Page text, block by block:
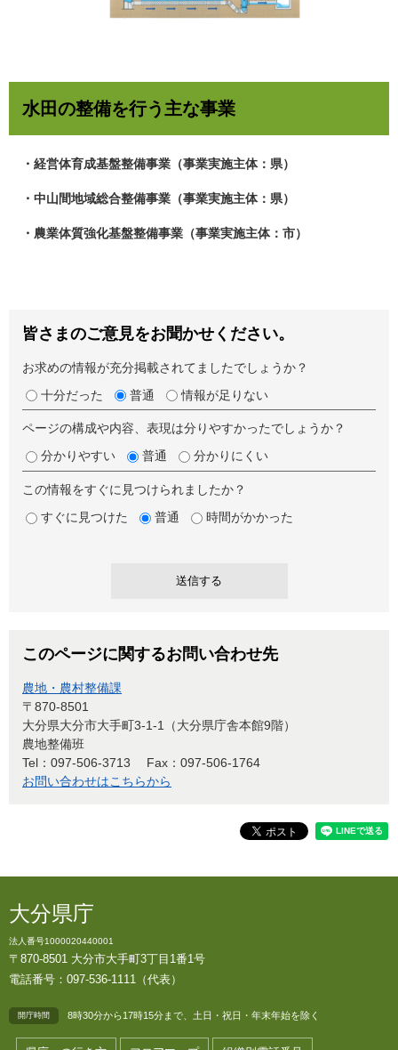
水田の整備を行う主な事業
・経営体育成基盤整備事業（事業実施主体：県）
・中山間地域総合整備事業（事業実施主体：県）
・農業体質強化基盤整備事業（事業実施主体：市）
皆さまのご意見をお聞かせください。
お求めの情報が充分掲載されてましたでしょうか？
十分だった
普通 情報が足りない
ページの構成や内容、表現は分りやすかったでしょうか？
分かりやすい
普通 分かりにくい
この情報をすぐに見つけられましたか？
すぐに見つけた
普通 時間がかかった
このページに関するお問い合わせ先
農地・農村整備課
〒870-8501
大分県大分市大手町3-1-1（大分県庁舎本館9階）
農地整備班
Tel：097-506-3713
Fax：097-506-1764
お問い合わせはこちらから
大分県庁
法人番号1000020440001
〒870-8501 大分市大手町3丁目1番1号
電話番号：097-536-1111（代表）
開庁時間 8時30分から17時15分まで、土日・祝日・年末年始を除く